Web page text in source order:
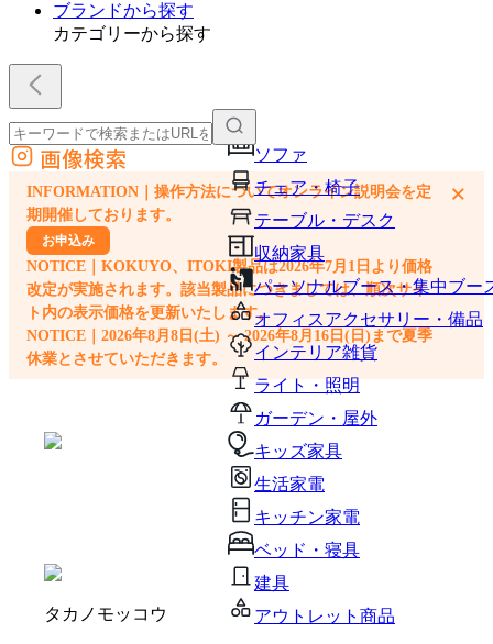
ブランドから探す
カテゴリーから探す
ソファ
チェア・椅子
テーブル・デスク
収納家具
パーソナルブース・集中ブー
オフィスアクセサリー・備品
インテリア雑貨
ライト・照明
ガーデン・屋外
キッズ家具
生活家電
キッチン家電
ベッド・寝具
建具
アウトレット商品
外部サイトの商品をカートに追加
他のサイトで見つけた商品ページのURLを貼り付けて、カートに追加できます
画像検索
INFORMATION｜操作方法についてオンライン説明会を定
期開催しております。
お申込み
NOTICE｜KOKUYO、ITOKI製品は2026年7月1日より価格
改定が実施されます。該当製品につきましては、順次サイ
ト内の表示価格を更新いたします。
NOTICE｜2026年8月8日(土) ～ 2026年8月16日(日)まで夏季
休業とさせていただきます。
×
タカノモッコウ